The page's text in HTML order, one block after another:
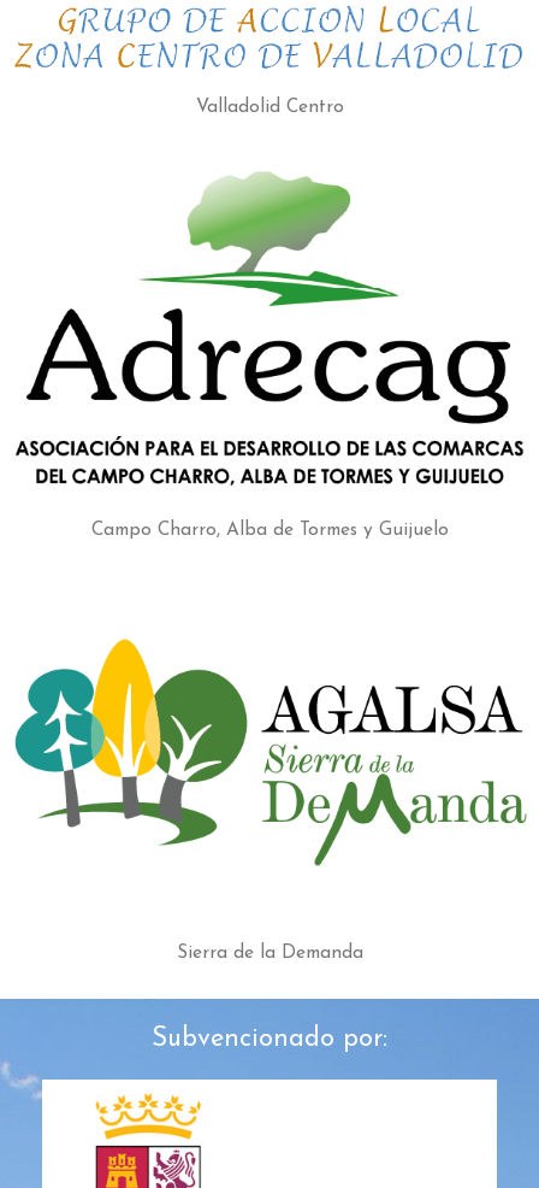
Valladolid Centro
Campo Charro, Alba de Tormes y Guijuelo
Sierra de la Demanda
Subvencionado por: